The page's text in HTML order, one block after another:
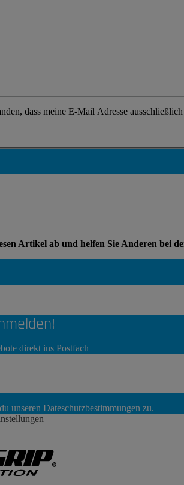
dass meine E-Mail Adresse
Artikel ab und helfen Sie Anderen bei
direkt ins Postfach
unseren Dateschutzbestimmungen zu.